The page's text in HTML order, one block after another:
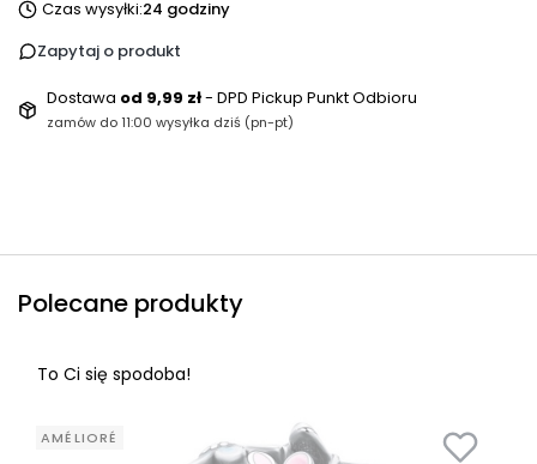
Czas wysyłki:24 godziny
Zapytaj o produkt
Dostawa od 9,99 zł- DPD Pickup Punkt Odbioru
zamów do 11:00 wysyłka dziś (pn-pt)
Polecane produkty
To Ci się spodoba!
AMÉLIORÉ